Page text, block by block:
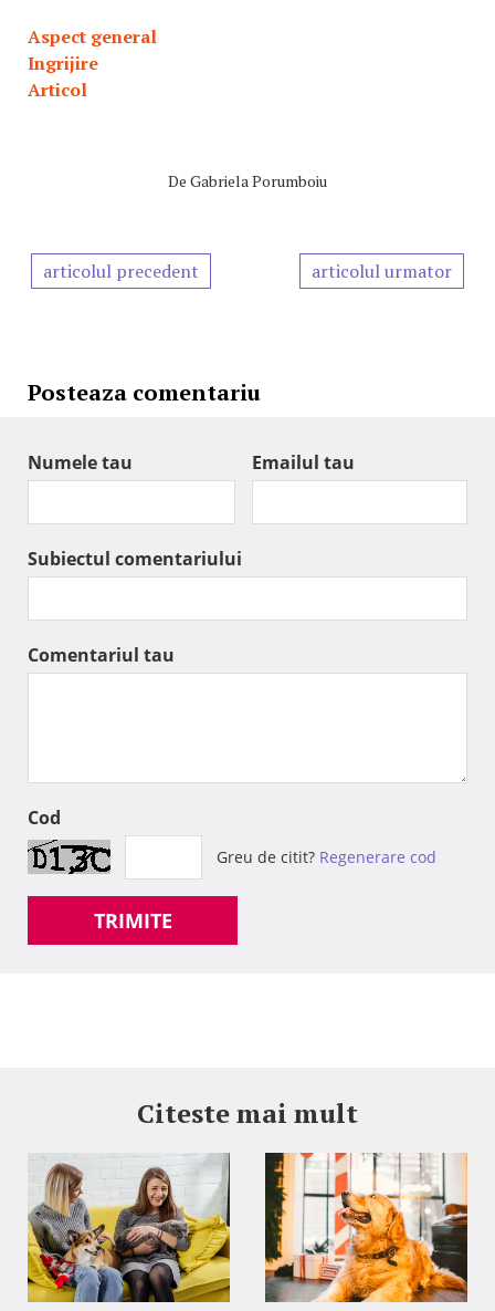
Aspect general
Ingrijire
Articol
De Gabriela Porumboiu
articolul precedent articolul urmator
Posteaza comentariu
Numele tau Emailul tau
Subiectul comentariului
Comentariul tau
Cod
Greu de citit? Regenerare cod
TRIMITE
Citeste mai mult